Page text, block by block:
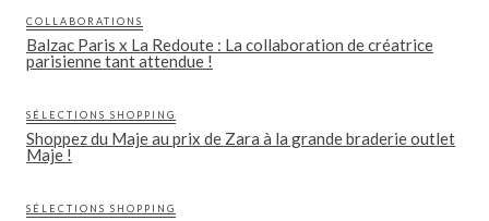
COLLABORATIONS
Balzac Paris x La Redoute : La collaboration de créatrice
parisienne tant attendue !
SÉLECTIONS SHOPPING
Shoppez du Maje au prix de Zara à la grande braderie outlet
Maje !
SÉLECTIONS SHOPPING